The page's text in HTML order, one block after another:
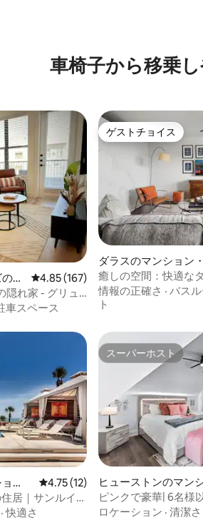
車椅子から移乗
マ
レビュー167件、5つ星中4.85つ星
4.85 (167)
隠れ家 - グリュ
ます、Upsca
車スペース
ゲストチョイス
ゲストチョイス
ダラスのマンション
ト
癒しの空間：快適な
ム|プール＆ジム
情報の正確さ · バス
ト
レビュー12件、5つ星中4.75つ星
4.75 (12)
居｜サンルイス
·快適さ
スーパーホスト
スーパーホスト
ヒューストンのマン
ピンクで豪華| 6名様
ダウンタウンまで数
ロケーション · 清潔さ